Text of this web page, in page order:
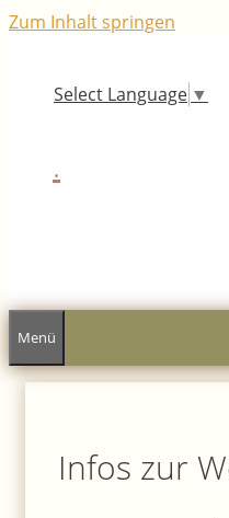
Zum Inhalt springen
Select Language ▼
.
Menü
Infos zur